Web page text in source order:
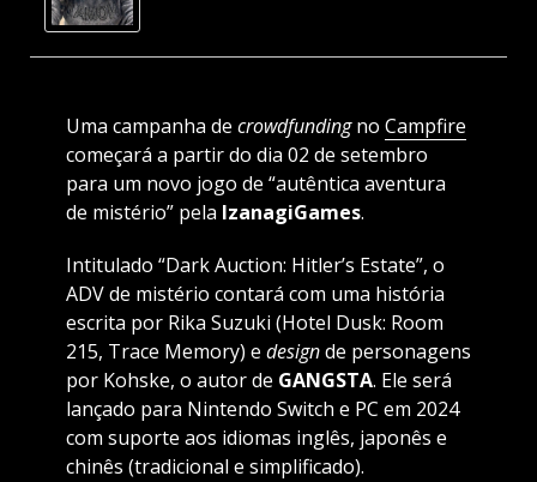
Uma campanha de crowdfundingno Campfire
começará a partir do dia 02 de setembro
para um novo jogo de “autêntica aventura
de mistério” pela IzanagiGames.
Intitulado “Dark Auction: Hitler’s Estate”, o
ADV de mistério contará com uma história
escrita por Rika Suzuki (Hotel Dusk: Room
215, Trace Memory) e designde personagens
por Kohske, o autor de GANGSTA. Ele será
lançado para Nintendo Switch e PC em 2024
com suporte aos idiomas inglês, japonês e
chinês (tradicional e simplificado).